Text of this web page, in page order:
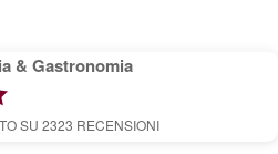
& Gastronomia
SU 2323 RECENSIONI